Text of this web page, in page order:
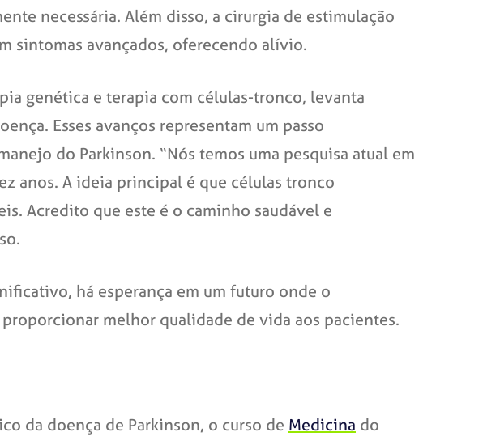
necessária. Além disso, a cirurgia de estimulação
sintomas avançados, oferecendo alívio.
genética e terapia com células-tronco, levanta
Esses avanços representam um passo
do Parkinson. “Nós temos uma pesquisa atual em
anos. A ideia principal é que células tronco
Acredito que este é o caminho saudável e
há esperança em um futuro onde o
melhor qualidade de vida aos pacientes.
da doença de Parkinson, o curso de Medicina do